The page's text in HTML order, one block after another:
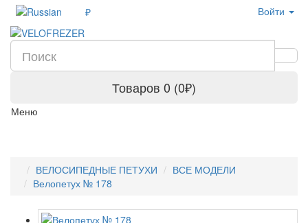
₽ Войти
Товаров 0 (0₽)
Меню
ВЕЛОСИПЕДНЫЕ ПЕТУХИ
ВСЕ МОДЕЛИ
Велопетух № 178